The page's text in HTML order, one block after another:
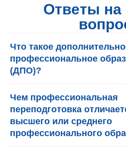
Ответы на
Что такое
профессиональное
(ДПО)?
Чем профессиональная
переподготовка
высшего или среднего
профессионального